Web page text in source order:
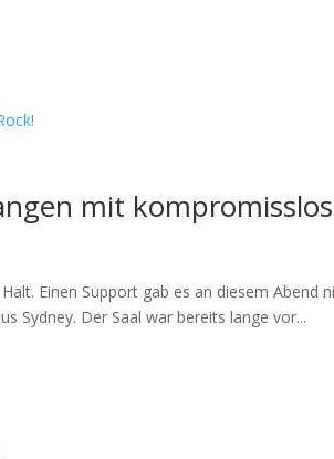
mit
Einen Support gab es an diesem
Sydney. Der Saal war bereits lange vor...